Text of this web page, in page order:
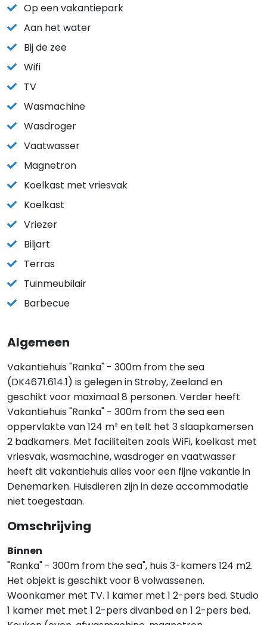
Op een vakantiepark
Aan het water
Bij de zee
Wifi
TV
Wasmachine
Wasdroger
Vaatwasser
Magnetron
Koelkast met vriesvak
Koelkast
Vriezer
Biljart
Terras
Tuinmeubilair
Barbecue
Algemeen
Vakantiehuis "Ranka" - 300m from the sea
(DK4671.614.1) is gelegen in Strøby, Zeeland en
geschikt voor maximaal 8 personen. Verder heeft
Vakantiehuis "Ranka" - 300m from the sea een
oppervlakte van 124 m² en telt het 3 slaapkamersen
2 badkamers. Met faciliteiten zoals WiFi, koelkast met
vriesvak, wasmachine, wasdroger en vaatwasser
heeft dit vakantiehuis alles voor een fijne vakantie in
Denemarken. Huisdieren zijn in deze accommodatie
niet toegestaan.
Omschrijving
Binnen
"Ranka" - 300m from the sea", huis 3-kamers 124 m2.
Het objekt is geschikt voor 8 volwassenen.
Woonkamer met TV. 1 kamer met 1 2-pers bed. Studio
1 kamer met met 1 2-pers divanbed en 1 2-pers bed.